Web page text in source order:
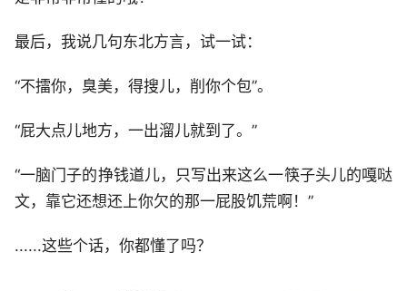
最后，我说几句东北方言，试一试：
“不擂你，臭美，得搜儿，削你个包”。
“屁大点儿地方，一出溜儿就到了。”
“一脑门子的挣钱道儿，只写出来这么一筷子头儿的嘎哒
文，靠它还想还上你欠的那一屁股饥荒啊！”
......这些个话，你都懂了吗？